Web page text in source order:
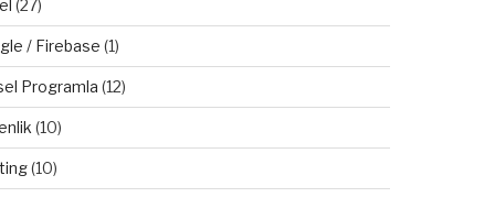
(27)
/ Firebase (1)
Programla (12)
(10)
(10)